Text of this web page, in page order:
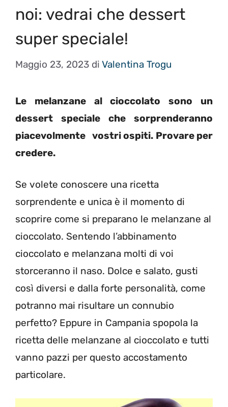
noi: vedrai che dessert
super speciale!
Maggio 23, 2023 di Valentina Trogu
Le melanzane al cioccolato sono un
dessert speciale che sorprenderanno
piacevolmente vostri ospiti. Provare per
credere.
Se volete conoscere una ricetta
sorprendente e unica è il momento di
scoprire come si preparano le melanzane al
cioccolato. Sentendo l’abbinamento
cioccolato e melanzana molti di voi
storceranno il naso. Dolce e salato, gusti
così diversi e dalla forte personalità, come
potranno mai risultare un connubio
perfetto? Eppure in Campania spopola la
ricetta delle melanzane al cioccolato e tutti
vanno pazzi per questo accostamento
particolare.